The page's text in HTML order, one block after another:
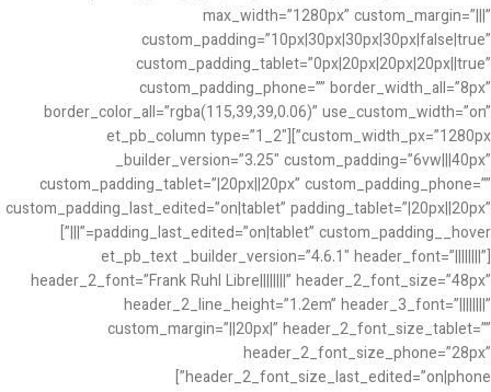
max_width=”1280px” custom_margin=”|||”
custom_padding=”10px|30px|30px|30px|false|true”
custom_padding_tablet=”0px|20px|20px|20px||true”
custom_padding_phone=”” border_width_all=”8px”
border_color_all=”rgba(115,39,39,0.06)” use_custom_width=”on”
custom_width_px=”1280px”][et_pb_column type=”1_2″
_builder_version=”3.25″ custom_padding=”6vw|||40px”
custom_padding_tablet=”|20px||20px” custom_padding_phone=””
custom_padding_last_edited=”on|tablet” padding_tablet=”|20px||20px”
padding_last_edited=”on|tablet” custom_padding__hover=”|||”]
[et_pb_text _builder_version=”4.6.1″ header_font=”||||||||”
header_2_font=”Frank Ruhl Libre||||||||” header_2_font_size=”48px”
header_2_line_height=”1.2em” header_3_font=”||||||||”
custom_margin=”||20px|” header_2_font_size_tablet=””
header_2_font_size_phone=”28px”
header_2_font_size_last_edited=”on|phone”]